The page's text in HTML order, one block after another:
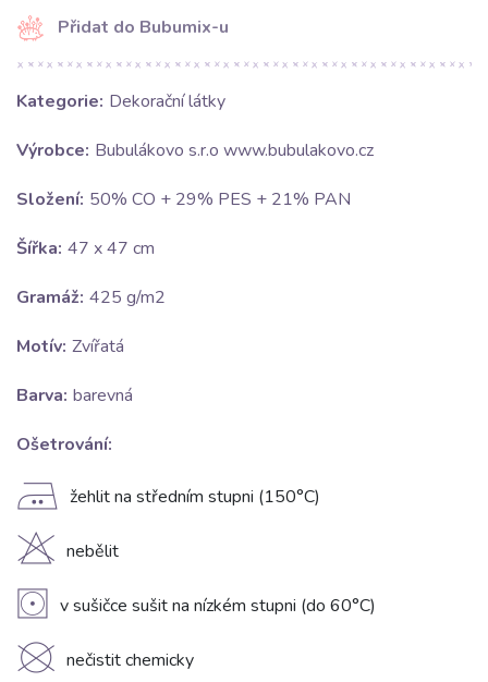
Přidat do Bubumix-u
Kategorie: Dekorační látky
Výrobce: Bubulákovo s.r.o www.bubulakovo.cz
Složení: 50% CO + 29% PES + 21% PAN
Šířka: 47 x 47 cm
Gramáž: 425 g/m2
Motív: Zvířatá
Barva: barevná
Ošetrování:
E žehlit na středním stupni (150°C)
H nebělit
V v sušičce sušit na nízkém stupni (do 60°C)
K nečistit chemicky